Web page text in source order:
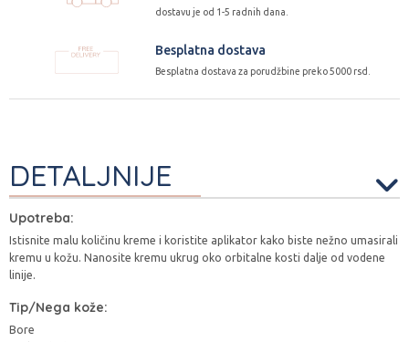
dostavu je od 1-5 radnih dana.
Besplatna dostava
Besplatna dostava za porudžbine preko 5000 rsd.
DETALJNIJE
Upotreba:
Istisnite malu količinu kreme i koristite aplikator kako biste nežno umasirali
kremu u kožu. Nanosite kremu ukrug oko orbitalne kosti dalje od vodene
linije.
Tip/Nega kože:
Bore